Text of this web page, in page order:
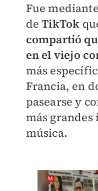
Fue
deTikTok
compartió
en el viejo
más
Francia, en
pasearse y
más grandes
música.